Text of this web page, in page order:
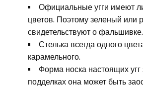
Официальные угги имеют
цветов. Поэтому зеленый или
свидетельствуют о фальшивке.
Стелька всегда одного
карамельного.
Форма носка настоящих угг
подделках она может быть